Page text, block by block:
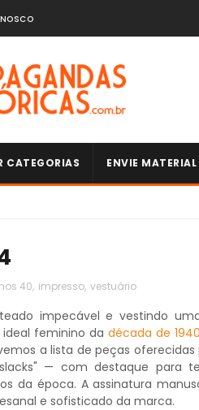
CATEGORIAS ENVIE MATERIAL
40, impresso, vestuário
impecável e vestindo
ideal feminino dadécada de 1940
a lista de peças
— com destaque para
da época. A assinatura
e sofisticado da marca.